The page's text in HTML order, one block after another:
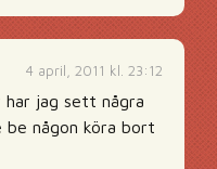
4 april, 2011 kl. 23:12
har jag sett några
be någon köra bort